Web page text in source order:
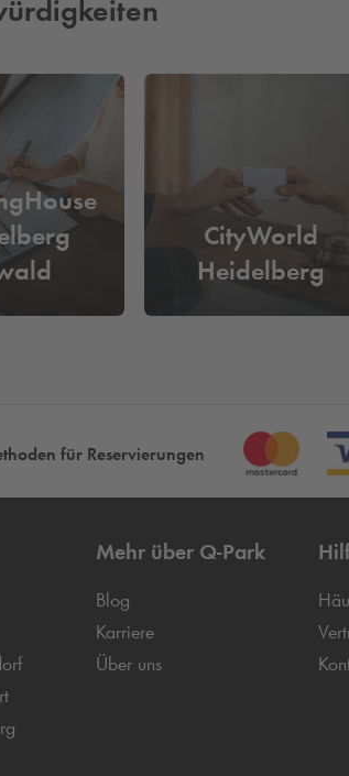
CityWorld
Heidelberg
für Reservierungen
Mehr über Q-Park
Blog
Karriere
Über uns